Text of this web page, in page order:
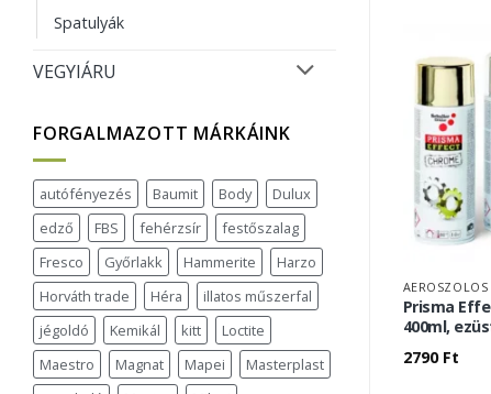
Spatulyák
VEGYIÁRU
FORGALMAZOTT MÁRKÁINK
autófényezés Baumit Body
Dulux
edző
FBS fehérzsír
festőszalag
Fresco
Győrlakk Hammerite
Harzo
Horváth trade
Héra
illatos műszerfal
jégoldó
Kemikál kitt
Loctite
Maestro
Magnat Mapei
Masterplast
AEROSZOLOS
Prisma
400ml,
2790 Ft